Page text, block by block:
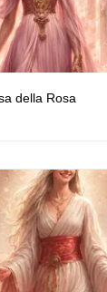
della Rosa